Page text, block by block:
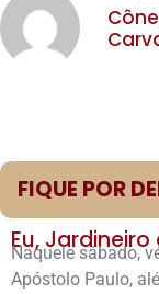
FIQUE POR
Eu,
Naquele sábado,
Apóstolo Paulo,